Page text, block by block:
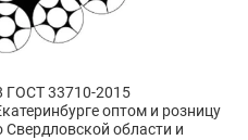
ГОСТ 33710-2015
оптом и розницу
области и